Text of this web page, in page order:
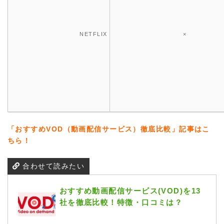
NETFLIX ×
「おすすめVOD（動画配信サービス）徹底比較」記事はこ
ちら！
合わせて読みたい
おすすめ動画配信サービス(VOD)を13
社を徹底比較！特徴・口コミは？